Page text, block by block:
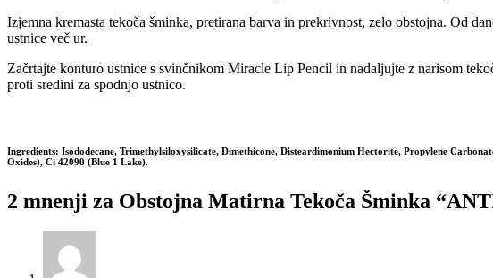
Izjemna kremasta tekoča šminka, pretirana barva in prekrivnost, zelo obstojna. Od
ustnice več ur.
Začrtajte konturo ustnice s svinčnikom Miracle Lip Pencil in nadaljujte z narisom
proti sredini za spodnjo ustnico.
Ingredients: Isododecane, Trimethylsiloxysilicate, Dimethicone, Disteardimonium Hectorite, Propylene
Oxides), Ci 42090 (Blue 1 Lake).
2 mnenji za Obstojna Matirna Tekoča Šminka